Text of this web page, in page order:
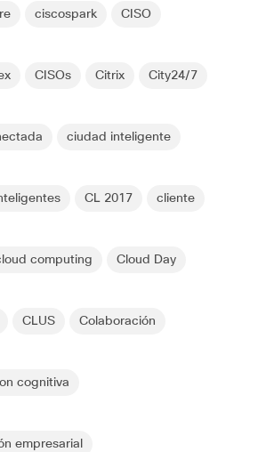
ciscospark CISO
CISOs Citrix City24/7
ciudad inteligente
CL 2017 cliente
computing Cloud Day
CLUS Colaboración
cognitiva
empresarial